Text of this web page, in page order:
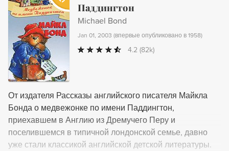
Паддингтон
Michael Bond
Jan 01, 2003 (впервые опубликовано в 1958)
4.2 (82k)
От издателя Рассказы английского писателя Майкла
Бонда о медвежонке по имени Паддингтон,
приехавшем в Англию из Дремучего Перу и
поселившемся в типичной лондонской семье, давно
уже стали классикой английской детской литературы.